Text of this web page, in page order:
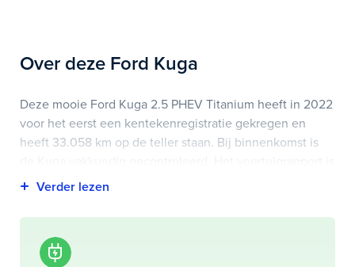
Over deze Ford Kuga
Deze mooie Ford Kuga 2.5 PHEV Titanium heeft in 2022
voor het eerst een kentekenregistratie gekregen en
heeft 33.058 km op de teller staan. Bij binnenkomst is
op deze pagina bij onderhoud en historie te
Highlights van deze Ford zijn onder andere airco
(automatisch), apple carplay/android auto, lichtmetalen